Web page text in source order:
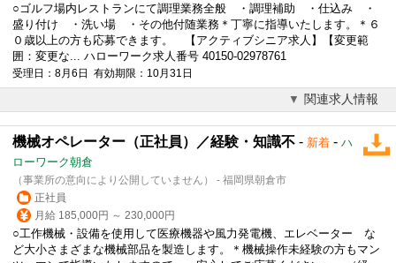
○ゴルフ場内レストランにて調理業務全般 ・調理補助 ・仕込み ・
盛り付け ・洗い場 ・その他付随業務＊丁寧に指導いたします。＊６
０歳以上の方も応募できます。 【アクティブシニア求人】【変更範
囲：変更な... ハローワーク求人番号 40150-02978761
受理日：8月6日 有効期限：10月31日
関連求人情報
機械オペレーター（正社員）／経験・知識不 - 新着 - ハ
ローワーク朝倉
（事業所の意向により公開していません） - 福岡県朝倉市
正社員
月給 185,000円 ～ 230,000円
○工作機械・設備を使用して医療機器や風力発電機、エレベーター な
ど大小さまざまな機械部品を製造します。＊機械操作未経験の方もマン